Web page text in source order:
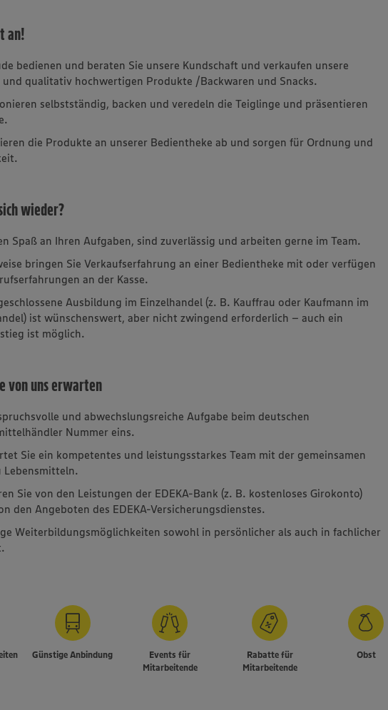
an!
bedienen und beraten Sie unsere Kundschaft und verkaufen unsere
und qualitativ hochwertigen Produkte /Backwaren und Snacks.
selbstständig, backen und veredeln die Teiglinge und präsentieren
die Produkte an unserer Bedientheke ab und sorgen für Ordnung und
wieder?
Spaß an Ihren Aufgaben, sind zuverlässig und arbeiten gerne im Team.
bringen Sie Verkaufserfahrung an einer Bedientheke mit oder verfügen
an der Kasse.
Ausbildung im Einzelhandel (z. B. Kauffrau oder Kaufmann im
ist wünschenswert, aber nicht zwingend erforderlich – auch ein
ist möglich.
von uns erwarten
und abwechslungsreiche Aufgabe beim deutschen
Nummer eins.
Sie ein kompetentes und leistungsstarkes Team mit der gemeinsamen
Lebensmitteln.
Sie von den Leistungen der EDEKA-Bank (z. B. kostenloses Girokonto)
den Angeboten des EDEKA-Versicherungsdienstes.
Weiterbildungsmöglichkeiten sowohl in persönlicher als auch in fachlicher
Günstige Anbindung
Events für
Mitarbeitende
Rabatte für
Mitarbeitende
Obst